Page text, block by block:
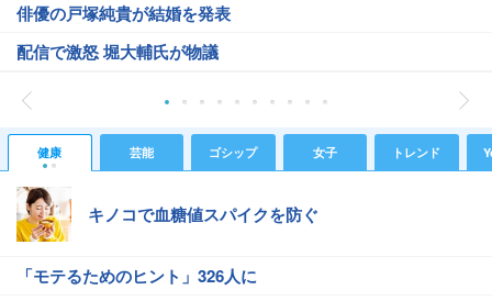
俳優の戸塚純貴が結婚を発表
配信で激怒 堀大輔氏が物議
健康 芸能 ゴシップ 女子 トレンド
キノコで血糖値スパイクを防ぐ
「モテるためのヒント」326人に